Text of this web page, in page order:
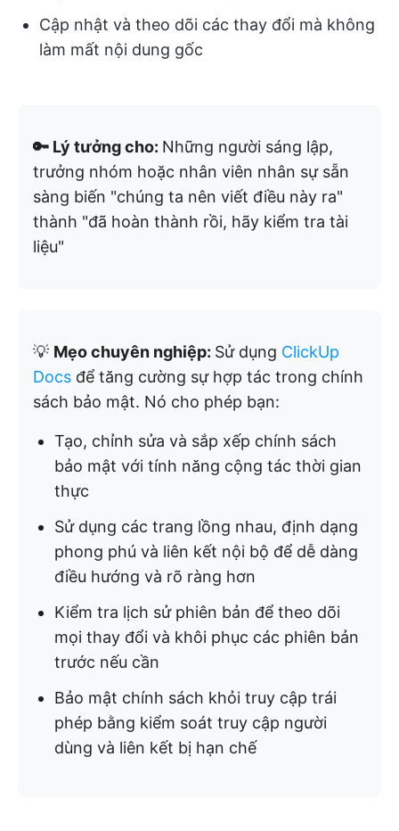
Cập nhật và theo dõi các thay đổi mà không
làm mất nội dung gốc
🔑 Lý tưởng cho: Những người sáng lập,
trưởng nhóm hoặc nhân viên nhân sự sẵn
sàng biến "chúng ta nên viết điều này ra"
thành "đã hoàn thành rồi, hãy kiểm tra tài
liệu"
💡 Mẹo chuyên nghiệp: Sử dụng ClickUp
Docs để tăng cường sự hợp tác trong chính
sách bảo mật. Nó cho phép bạn:
Tạo, chỉnh sửa và sắp xếp chính sách
bảo mật với tính năng cộng tác thời gian
thực
Sử dụng các trang lồng nhau, định dạng
phong phú và liên kết nội bộ để dễ dàng
điều hướng và rõ ràng hơn
Kiểm tra lịch sử phiên bản để theo dõi
mọi thay đổi và khôi phục các phiên bản
trước nếu cần
Bảo mật chính sách khỏi truy cập trái
phép bằng kiểm soát truy cập người
dùng và liên kết bị hạn chế